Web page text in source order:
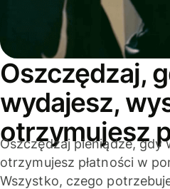
Oszczędzaj,
wydajesz,
otrzymujesz
Oszczędzaj pieniądze, gdy
otrzymujesz płatności w
Wszystko, czego